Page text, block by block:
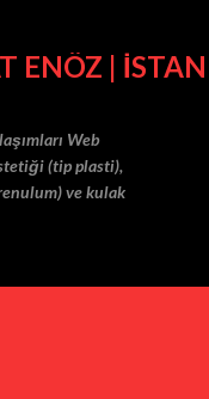
|
Web
(tip plasti),
ve kulak